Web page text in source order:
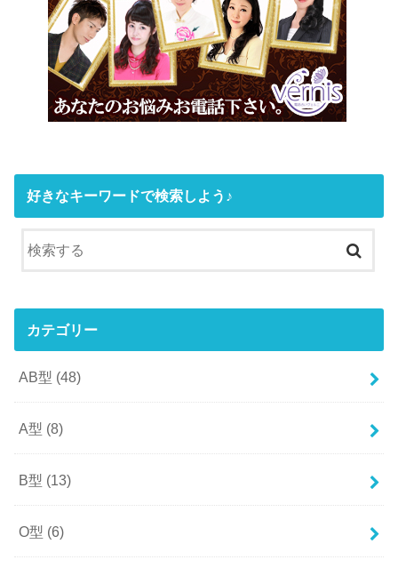
好きなキーワードで検索しよう♪
カテゴリー
AB型 (48)
A型 (8)
B型 (13)
O型 (6)